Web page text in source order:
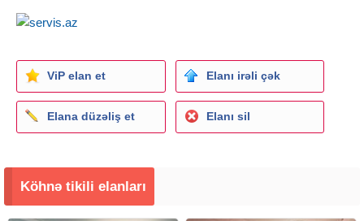
ViP elan et Elanı irəli çək
Elana düzəliş et Elanı sil
Köhnə tikili elanları